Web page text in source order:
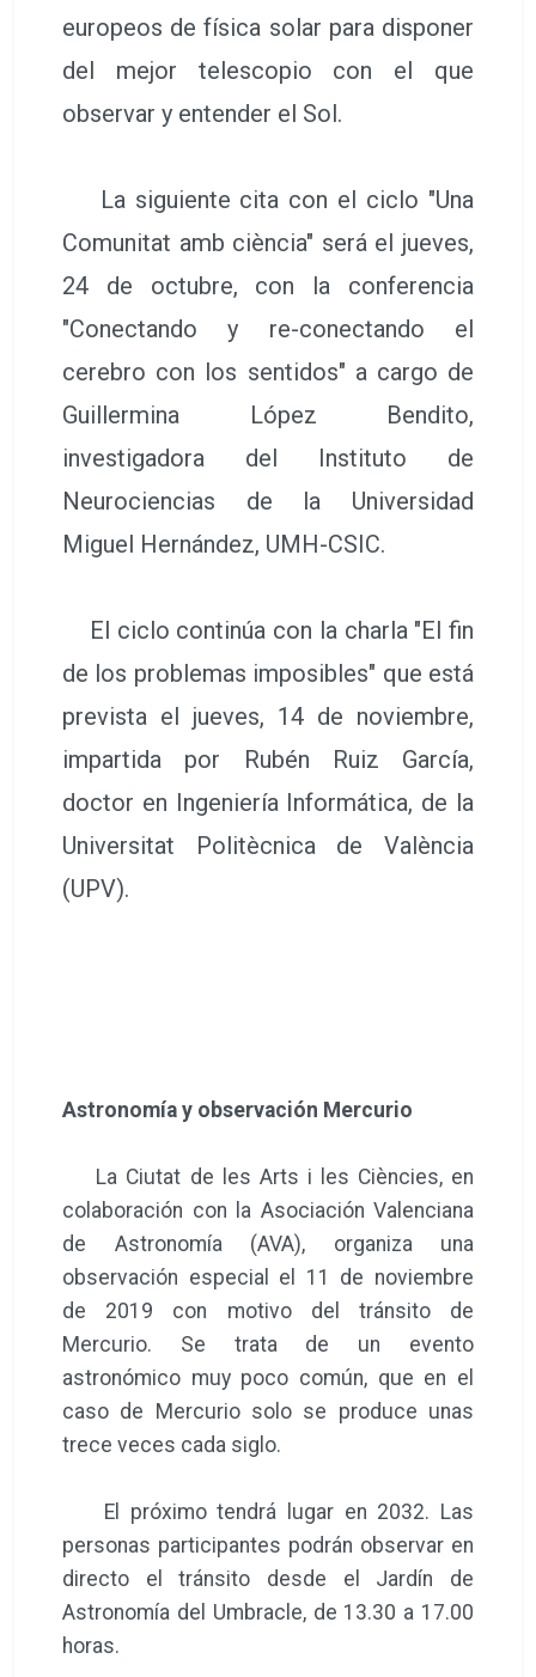
europeos de física solar para disponer
del mejor telescopio con el que
observar y entender el Sol.
La siguiente cita con el ciclo "Una
Comunitat amb ciència" será el jueves,
24 de octubre, con la conferencia
"Conectando y re-conectando el
cerebro con los sentidos" a cargo de
Guillermina López Bendito,
investigadora del Instituto de
Neurociencias de la Universidad
Miguel Hernández, UMH-CSIC.
El ciclo continúa con la charla "El fin
de los problemas imposibles" que está
prevista el jueves, 14 de noviembre,
impartida por Rubén Ruiz García,
doctor en Ingeniería Informática, de la
Universitat Politècnica de València
(UPV).
Astronomía y observación Mercurio
La Ciutat de les Arts i les Ciències, en
colaboración con la Asociación Valenciana
de Astronomía (AVA), organiza una
observación especial el 11 de noviembre
de 2019 con motivo del tránsito de
Mercurio. Se trata de un evento
astronómico muy poco común, que en el
caso de Mercurio solo se produce unas
trece veces cada siglo.
El próximo tendrá lugar en 2032. Las
personas participantes podrán observar en
directo el tránsito desde el Jardín de
Astronomía del Umbracle, de 13.30 a 17.00
horas.